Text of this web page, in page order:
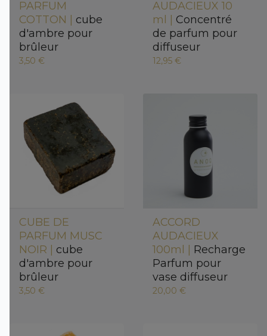
PARFUM
COTTON | cube
d'ambre pour
brûleur
3,50 €
AUDACIEUX 10
ml | Concentré
de parfum pour
diffuseur
12,95 €
CUBE DE
PARFUM MUSC
NOIR | cube
d'ambre pour
brûleur
3,50 €
ACCORD
AUDACIEUX
100ml | Recharge
Parfum pour
vase diffuseur
20,00 €